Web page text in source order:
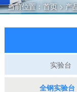
当前位置： 首页 > 产
实验台
全钢实验台